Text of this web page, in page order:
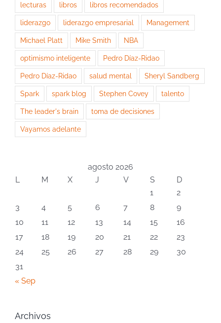
lecturas libros libros recomendados
liderazgo liderazgo empresarial Management
Michael Platt Mike Smith NBA
optimismo inteligente Pedro Díaz-Ridao
Pedro Díaz-Ridao salud mental Sheryl Sandberg
Spark spark blog Stephen Covey talento
The leader's brain toma de decisiones
Vayamos adelante
agosto 2026
L
M X J V S
D
1
2
3
4 5 6 7 8
9
10
11 12 13 14 15
16
17
18 19 20 21 22
23
24
25 26 27 28 29
30
31
« Sep
Archivos